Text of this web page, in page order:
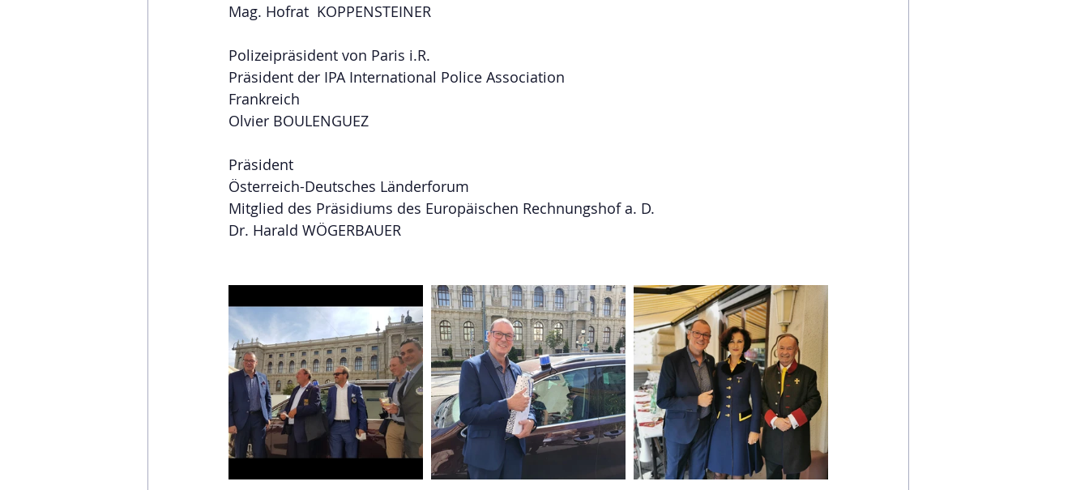
Mag. Hofrat  KOPPENSTEINER
Polizeipräsident von Paris i.R.
Präsident der IPA International Police Association
Frankreich
Olvier BOULENGUEZ
Präsident
Österreich-Deutsches Länderforum
Mitglied des Präsidiums des Europäischen Rechnungshof a. D.
Dr. Harald WÖGERBAUER